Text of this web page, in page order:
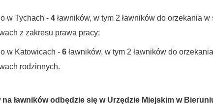
w Tychach - 4 ławników, w tym 2 ławników do orzekania
z zakresu prawa pracy;
w Katowicach - 6 ławników, w tym 2 ławników do
rodzinnych.
ławników odbędzie się w Urzędzie Miejskim w